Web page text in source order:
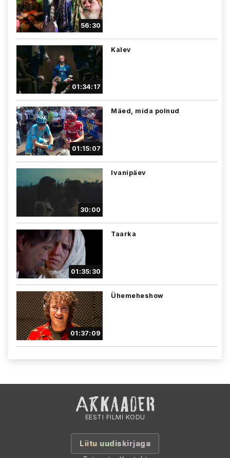
56:30
01:34:17
Kalev
01:15:07
Mäed, mida polnud
30:00
Ivanipäev
01:35:30
Taarka
01:37:09
Ühemeheshow
EESTI FILMI KODU
Liitu uudiskirjaga